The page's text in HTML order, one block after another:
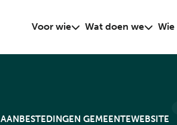
Voor wie Wat doen we Wie
GEMEENTEWEBSITE